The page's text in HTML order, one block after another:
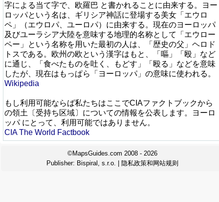
字による当て字で、欧羅巴 と書かれることに由来する。ヨー
ロッパという名は、ギリシア神話に登場する美女「エウロ
ペ」（エウロパ、ユーロパ）に由来する。現在のヨーロッパ
及びユーラシア大陸を意味する地理的名称として「エウロー
ペー」という名称を用いた最初の人は、「歴史の父」ヘロド
トスである。欧州の欧という漢字はもと、「嘔」「殴」など
に通じ、「食べたものを吐く、もどす」「殴る」などを意味
したが、現在はもっぱら「ヨーロッパ」の意味に使われる。
Wikipedia
もし利用可能ならば私たちはここでCIAファクトブックから
の領土〔受持ち区域〕についての情報を公表します。ヨーロ
ッパ にとって、利用可能ではありません。
CIA The World Factbook
©MapsGuides.com 2008 - 2026
Publisher: Bispiral, s.r.o. 隐私政策和网站规则